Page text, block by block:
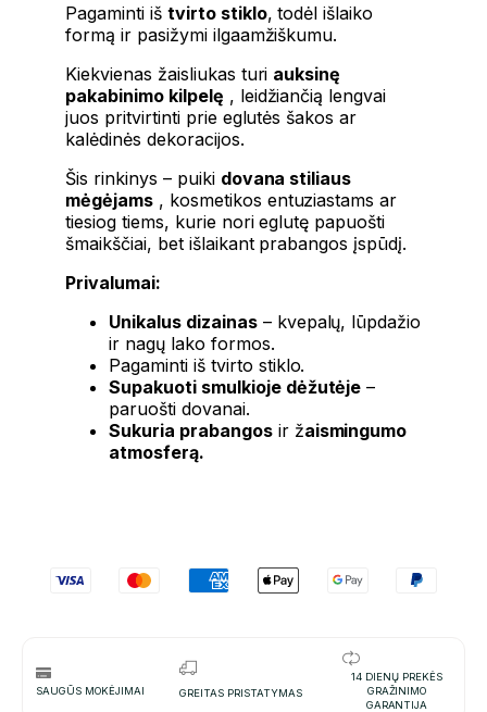
Pagaminti iš tvirto stiklo, todėl išlaiko
formą ir pasižymi ilgaamžiškumu.
Kiekvienas žaisliukas turi auksinę
pakabinimo kilpelę , leidžiančią lengvai
juos pritvirtinti prie eglutės šakos ar
kalėdinės dekoracijos.
Šis rinkinys – puiki dovana stiliaus
mėgėjams, kosmetikos entuziastams ar
tiesiog tiems, kurie nori eglutę papuošti
šmaikščiai, bet išlaikant prabangos įspūdį.
Privalumai:
Unikalus dizainas– kvepalų, lūpdažio
ir nagų lako formos.
Pagaminti iš tvirto stiklo.
Supakuoti smulkioje dėžutėje –
paruošti dovanai.
Sukuria prabangosir žaismingumo
atmosferą.
SAUGŪS MOKĖJIMAI GREITAS PRISTATYMAS
14 DIENŲ PREKĖS
GRAŽINIMO
GARANTIJA